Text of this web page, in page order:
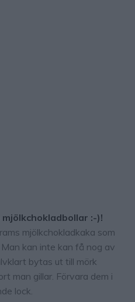
:-)!
mjölkchokladkaka som
kan inte kan få nog av
bytas ut till mörk
man gillar. Förvara dem i
lock.